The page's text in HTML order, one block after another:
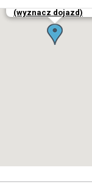
(wyznacz dojazd)